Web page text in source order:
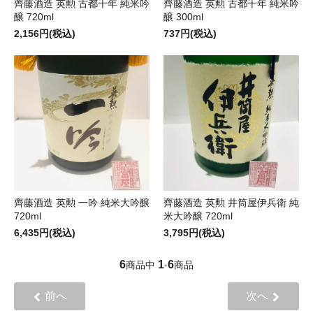
齊藤酒造 英勲 古都千年 純米吟
醸 720ml
2,156円(税込)
齊藤酒造 英勲 古都千年 純米吟
醸 300ml
737円(税込)
齊藤酒造 英勲 一吟 純米大吟醸
720ml
6,435円(税込)
齊藤酒造 英勲 井筒屋伊兵衛 純
米大吟醸 720ml
3,795円(税込)
6商品中 1-6商品
前へ 次へ